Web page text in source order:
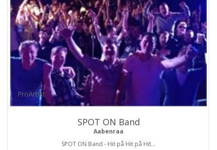
ProArtist
SPOT ON Band
Aabenraa
SPOT ON Band - Hit på Hit på Hit...